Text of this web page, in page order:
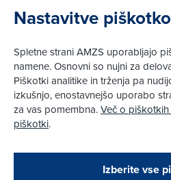
Podarjamo vam 10
Piškotki
Politika zasebnosti
Informacije o obdelavi osebnih
Pravno obvestilo
Izvensodno reševanje potrošniških
Cenik članstva AMZS
Nastavitve
Spletne strani AMZS uporabljajo
namene. Osnovni so nujni za
Piškotki analitike in trženja pa
izkušnjo, enostavnejšo uporabo
za vas pomembna.Več o
piškotki.
Izberite vse